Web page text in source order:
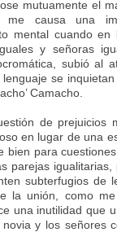
mutuamente el
me causa una
mental cuando
y señoras
subió al
se
Camacho.
de prejuicios
en lugar de una
bien para
parejas
subterfugios de
la unión, como
una inutilidad que
y los señores